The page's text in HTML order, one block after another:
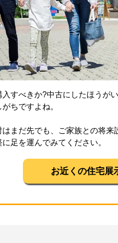
入すべきか?中古にしたほうが
ちですよね。
まだ先でも、ご家族との将
足を運んでみてください。
お近くの住宅展